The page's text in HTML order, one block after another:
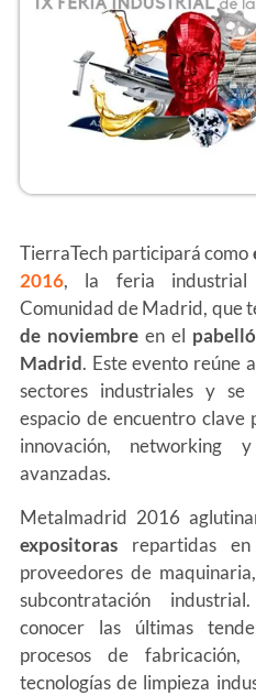
TierraTech participará como
2016, la feria industrial
Comunidad de Madrid, que
de noviembre en el
Madrid. Este evento reúne
sectores industriales y
espacio de encuentro clave
innovación, networking
avanzadas.
Metalmadrid 2016
expositorasrepartidas en
proveedores de
subcontratación
conocer las últimas
procesos de
tecnologías de limpieza